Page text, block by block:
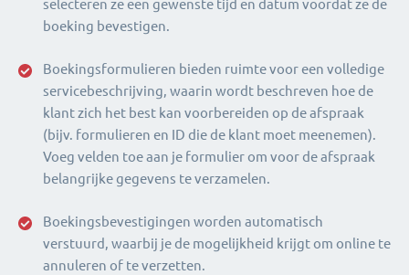
selecteren ze een gewenste tijd en datum voordat ze de
boeking bevestigen.
Boekingsformulieren bieden ruimte voor een volledige
servicebeschrijving, waarin wordt beschreven hoe de
klant zich het best kan voorbereiden op de afspraak
(bijv. formulieren en ID die de klant moet meenemen).
Voeg velden toe aan je formulier om voor de afspraak
belangrijke gegevens te verzamelen.
Boekingsbevestigingen worden automatisch
verstuurd, waarbij je de mogelijkheid krijgt om online te
annuleren of te verzetten.